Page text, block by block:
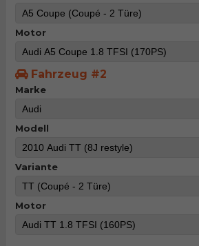
Motor
Fahrzeug #2
Marke
Modell
Variante
Motor